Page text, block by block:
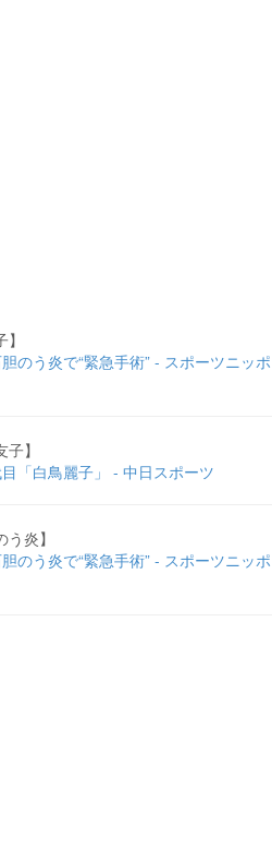
のう炎で“緊急手術” - スポーツニッポ
】
「白鳥麗子」 - 中日スポーツ
炎】
のう炎で“緊急手術” - スポーツニッポ